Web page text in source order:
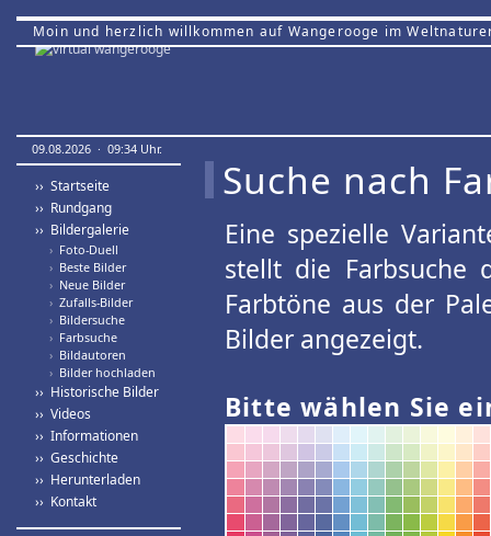
Moin und herzlich willkommen auf Wangerooge im
09.08.2026 · 09:34 Uhr.
›› Startseite
›› Rundgang
›› Bildergalerie
› Foto-Duell
› Beste Bilder
› Neue Bilder
› Zufalls-Bilder
› Bildersuche
› Farbsuche
› Bildautoren
› Bilder hochladen
›› Historische Bilder
›› Videos
›› Informationen
›› Geschichte
›› Herunterladen
›› Kontakt
Suche nach
Eine spezielle
stellt die Farbsuche
Farbtöne aus der
Bilder angezeigt.
Bitte wählen Sie